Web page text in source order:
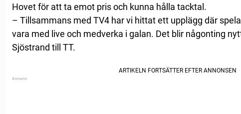
Hovet för att ta emot pris och kunna hålla tacktal.
– Tillsammans med TV4 har vi hittat ett upplägg där
vara med live och medverka i galan. Det blir någonting
Sjöstrand till TT.